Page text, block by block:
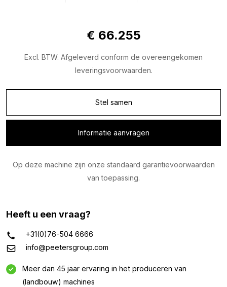
€ 66.255
Excl. BTW. Afgeleverd conform de overeengekomen
leveringsvoorwaarden.
Stel samen
Informatie aanvragen
Op deze machine zijn onze standaard garantievoorwaarden
van toepassing.
Heeft u een vraag?
+31(0)76-504 6666
info@peetersgroup.com
Meer dan 45 jaar ervaring in het produceren van
(landbouw) machines